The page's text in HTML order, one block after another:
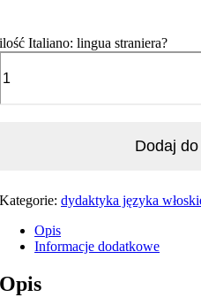
ilość Italiano: lingua straniera?
Dodaj
Kategorie:dydaktyka języka
Opis
Informacje dodatkowe
Opis